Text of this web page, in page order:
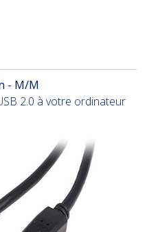
- M/M
2.0 à votre ordinateur